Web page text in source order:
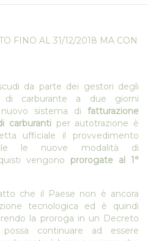
da parte dei gestori degli
di carburante a due giorni
sistema di fatturazione
carburantiper autotrazione è
ufficiale il provvedimento
le nuove modalità di
vengono prorogate al 1°
che il Paese non è ancora
tecnologica ed è quindi
la proroga in un Decreto
continuare ad essere